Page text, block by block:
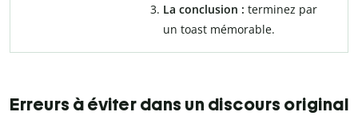
La conclusion : terminez par
un toast mémorable.
Erreurs à éviter dans un discours original